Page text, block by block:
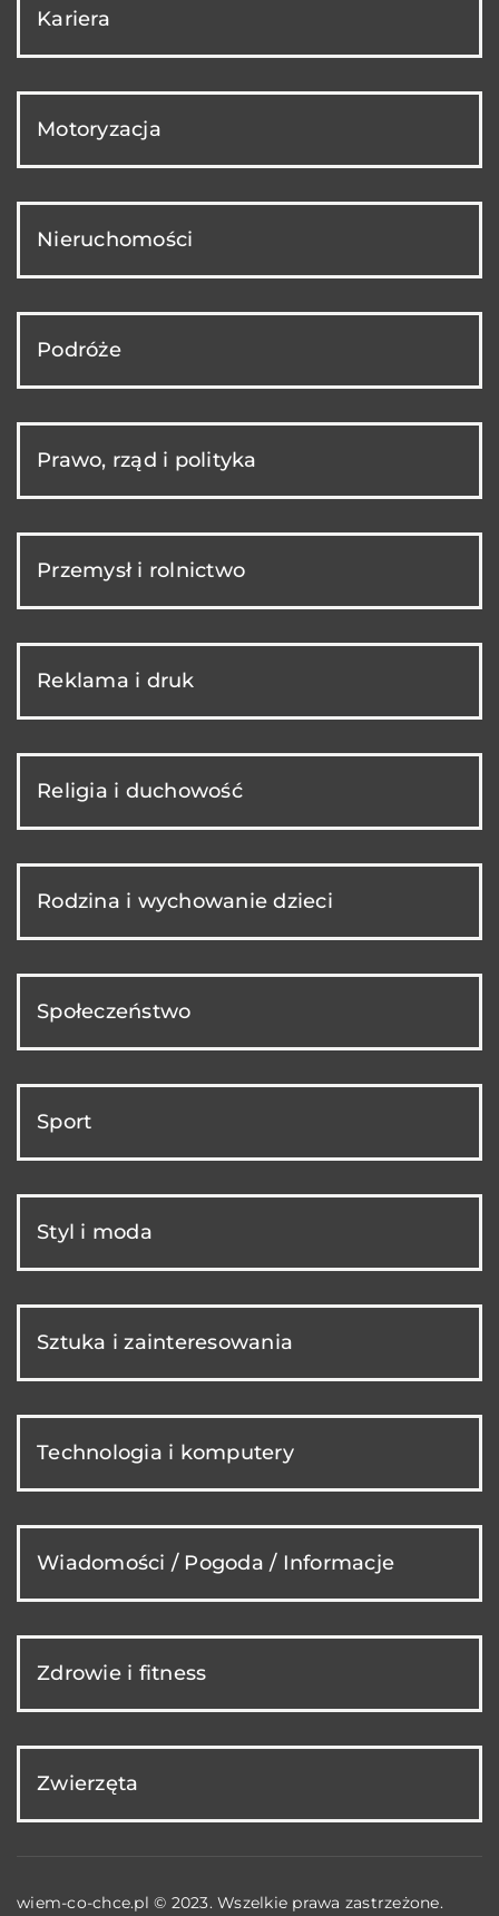
Kariera
Motoryzacja
Nieruchomości
Podróże
Prawo, rząd i polityka
Przemysł i rolnictwo
Reklama i druk
Religia i duchowość
Rodzina i wychowanie dzieci
Społeczeństwo
Sport
Styl i moda
Sztuka i zainteresowania
Technologia i komputery
Wiadomości / Pogoda / Informacje
Zdrowie i fitness
Zwierzęta
wiem-co-chce.pl © 2023. Wszelkie prawa zastrzeżone.